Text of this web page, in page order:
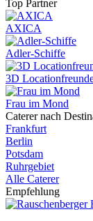
Top Partner
AXICA
Adler-Schiffe
3D
Frau im Mond
Caterer nach
Frankfurt
Berlin
Potsdam
Ruhrgebiet
Alle Caterer
Empfehlung